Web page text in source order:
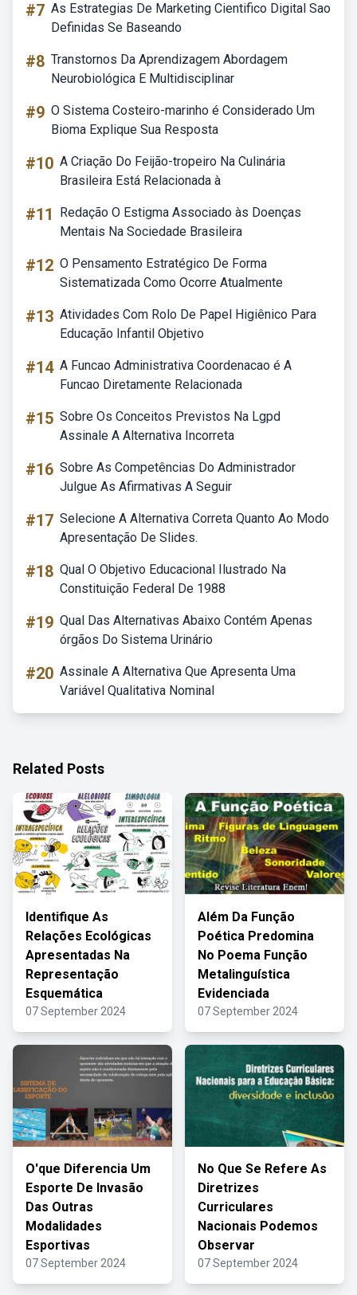
#7 As Estrategias De Marketing Cientifico Digital Sao
Definidas Se Baseando
#8 Transtornos Da Aprendizagem Abordagem
Neurobiológica E Multidisciplinar
#9 O Sistema Costeiro-marinho é Considerado Um
Bioma Explique Sua Resposta
#10 A Criação Do Feijão-tropeiro Na Culinária
Brasileira Está Relacionada à
#11
Redação O Estigma Associado às Doenças
Mentais Na Sociedade Brasileira
#12 O Pensamento Estratégico De Forma
Sistematizada Como Ocorre Atualmente
#13 Atividades Com Rolo De Papel Higiênico Para
Educação Infantil Objetivo
#14 A Funcao Administrativa Coordenacao é A
Funcao Diretamente Relacionada
#15 Sobre Os Conceitos Previstos Na Lgpd
Assinale A Alternativa Incorreta
#16 Sobre As Competências Do Administrador
Julgue As Afirmativas A Seguir
#17 Selecione A Alternativa Correta Quanto Ao Modo
Apresentação De Slides.
#18 Qual O Objetivo Educacional Ilustrado Na
Constituição Federal De 1988
#19 Qual Das Alternativas Abaixo Contém Apenas
órgãos Do Sistema Urinário
#20 Assinale A Alternativa Que Apresenta Uma
Variável Qualitativa Nominal
Related Posts
Identifique As
Relações Ecológicas
Apresentadas Na
Representação
Esquemática
07 September 2024
Além Da Função
Poética Predomina
No Poema Função
Metalinguística
Evidenciada
07 September 2024
O'que Diferencia Um
Esporte De Invasão
Das Outras
Modalidades
Esportivas
07 September 2024
No Que Se Refere As
Diretrizes
Curriculares
Nacionais Podemos
Observar
07 September 2024